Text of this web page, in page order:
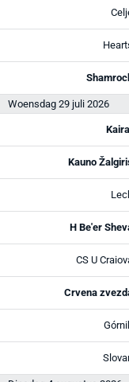
Woensdag 29 juli 2026
Kauno
H Be'er
CS U
Crvena